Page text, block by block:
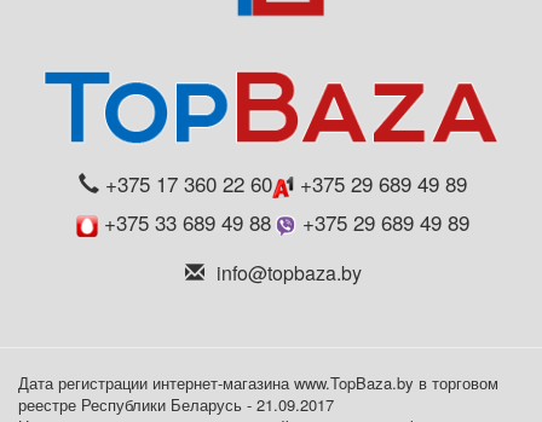
+375 17 360 22 60
+375 29 689 49 89
+375 33 689 49 88
+375 29 689 49 89
info@topbaza.by
Дата регистрации интернет-магазина www.TopBaza.by в торговом
реестре Республики Беларусь - 21.09.2017